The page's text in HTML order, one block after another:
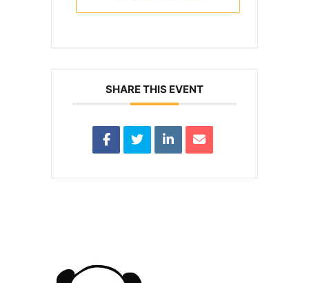
SHARE THIS EVENT